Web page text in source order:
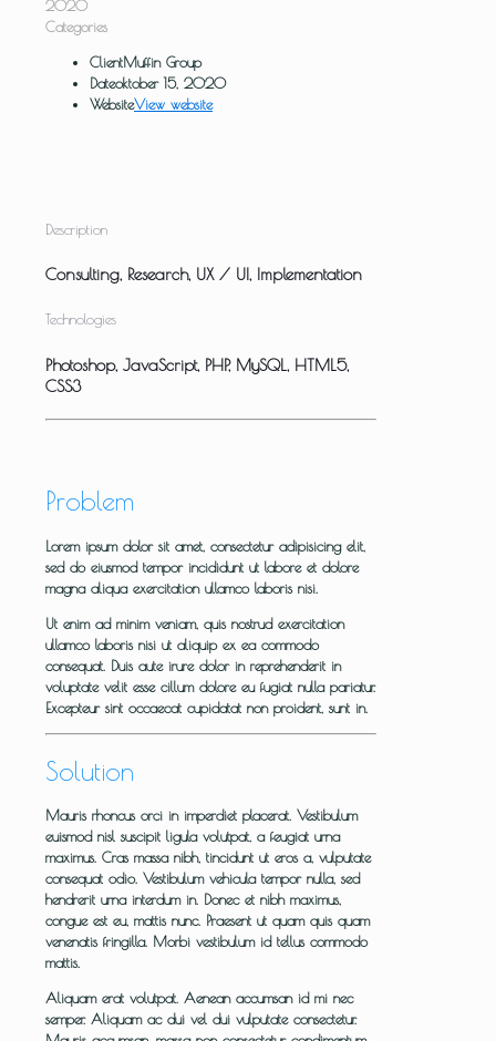
2020
Categories
ClientMuffin Group
Dateoktober 15, 2020
WebsiteView website
Description
Consulting, Research, UX / UI, Implementation
Technologies
Photoshop, JavaScript, PHP, MySQL, HTML5,
CSS3
Problem
Lorem ipsum dolor sit amet, consectetur adipisicing elit,
sed do eiusmod tempor incididunt ut labore et dolore
magna aliqua exercitation ullamco laboris nisi.
Ut enim ad minim veniam, quis nostrud exercitation
ullamco laboris nisi ut aliquip ex ea commodo
consequat. Duis aute irure dolor in reprehenderit in
voluptate velit esse cillum dolore eu fugiat nulla pariatur.
Excepteur sint occaecat cupidatat non proident, sunt in.
Solution
Mauris rhoncus orci in imperdiet placerat. Vestibulum
euismod nisl suscipit ligula volutpat, a feugiat urna
maximus. Cras massa nibh, tincidunt ut eros a, vulputate
consequat odio. Vestibulum vehicula tempor nulla, sed
hendrerit urna interdum in. Donec et nibh maximus,
congue est eu, mattis nunc. Praesent ut quam quis quam
venenatis fringilla. Morbi vestibulum id tellus commodo
mattis.
Aliquam erat volutpat. Aenean accumsan id mi nec
semper. Aliquam ac dui vel dui vulputate consectetur.